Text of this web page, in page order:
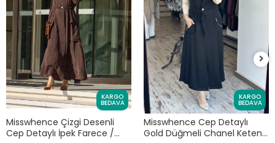
KARGO
BEDAVA
Misswhence Çizgi Desenli
Cep Detaylı İpek Farece /
KARGO
BEDAVA
Misswhence Cep Detaylı
Gold Düğmeli Chanel Keten